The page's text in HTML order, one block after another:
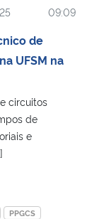
09:09
de
UFSM na
circuitos
de
e
PPGCS